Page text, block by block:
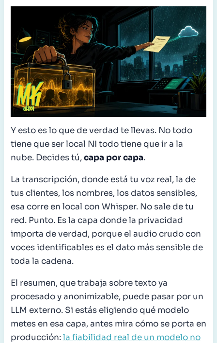
Y esto es lo que de verdad te llevas. No todo
tiene que ser local NI todo tiene que ir a la
nube. Decides tú,capa por capa.
La transcripción, donde está tu voz real, la de
tus clientes, los nombres, los datos sensibles,
esa corre en local con Whisper. No sale de tu
red. Punto. Es la capa donde la privacidad
importa de verdad, porque el audio crudo con
voces identificables es el dato más sensible de
toda la cadena.
El resumen, que trabaja sobre texto ya
procesado y anonimizable, puede pasar por un
LLM externo. Si estás eligiendo qué modelo
metes en esa capa, antes mira cómo se porta en
producción:la fiabilidad real de un modelo no